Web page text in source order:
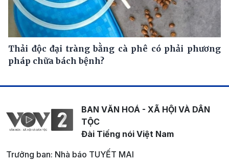
Thải độc đại tràng bằng cà phê có phải phương
pháp chữa bách bệnh?
BAN VĂN HOÁ - XÃ HỘI VÀ DÂN
TỘC
Đài Tiếng nói Việt Nam
Trưởng ban: Nhà báo TUYẾT MAI